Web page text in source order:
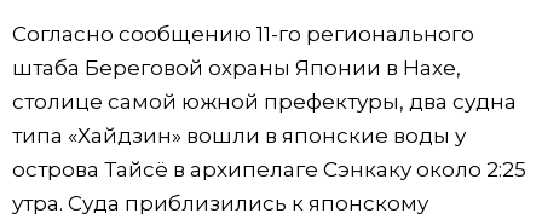
Экономика
Общество
Культура
Семья
Еда и напитки
Согласно сообщению 11-го регионального
штаба Береговой охраны Японии в Нахе,
столице самой южной префектуры, два судна
типа «Хайдзин» вошли в японские воды у
острова Тайсё в архипелаге Сэнкаку около 2:25
утра. Суда приблизились к японскому